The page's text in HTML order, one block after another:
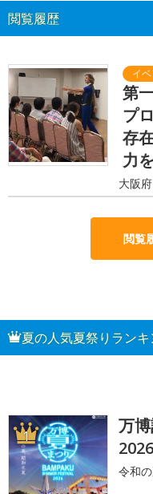
閲覧履歴
第
プ
存
力
大阪
閲覧
夏の人気夏祭りラン
1
万
令和